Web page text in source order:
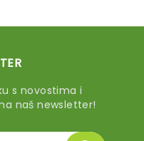
s novostima i
naš newsletter!